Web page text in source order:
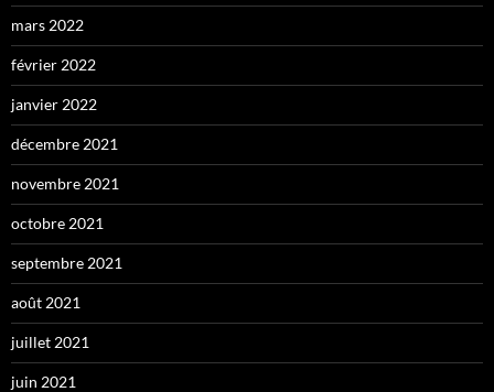
mars 2022
février 2022
janvier 2022
décembre 2021
novembre 2021
octobre 2021
septembre 2021
août 2021
juillet 2021
juin 2021